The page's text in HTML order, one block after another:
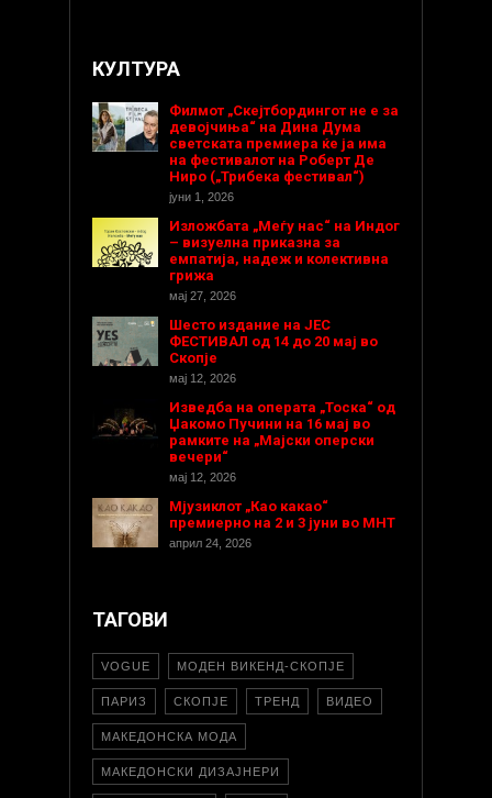
КУЛТУРА
Филмот „Скејтбордингот не е за
девојчиња“ на Дина Дума
светската премиера ќе ја има
на фестивалот на Роберт Де
Ниро („Трибека фестивал“)
јуни 1, 2026
Изложбата „Меѓу нас“ на Индог
– визуелна приказна за
емпатија, надеж и колективна
грижа
мај 27, 2026
Шесто издание на ЈЕС
ФЕСТИВАЛ од 14 до 20 мај во
Скопје
мај 12, 2026
Изведба на операта „Тоска“ од
Џакомо Пучини на 16 мај во
рамките на „Мајски оперски
вечери“
мај 12, 2026
Мјузиклот „Као какао“
премиерно на 2 и 3 јуни во МНТ
април 24, 2026
ТАГОВИ
VOGUE МОДЕН ВИКЕНД-СКОПЈЕ
ПАРИЗ СКОПЈЕ ТРЕНД ВИДЕО
МАКЕДОНСКА МОДА
МАКЕДОНСКИ ДИЗАЈНЕРИ